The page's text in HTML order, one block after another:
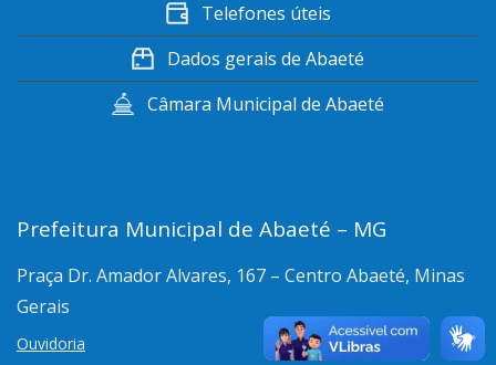
Telefones úteis
Dados gerais de Abaeté
Câmara Municipal de Abaeté
Prefeitura Municipal de Abaeté – MG
Praça Dr. Amador Alvares, 167 – Centro Abaeté, Minas
Gerais
Ouvidoria